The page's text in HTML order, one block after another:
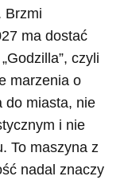
Brzmi
ma dostać
czyli
marzenia o
do miasta, nie
i nie
To maszyna z
nadal znaczy